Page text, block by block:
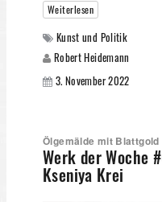
Weiterlesen
Kunst und Politik
Robert Heidemann
3. November 2022
Ölgemälde mit Blattgold
Werk der Woche
Kseniya Krei